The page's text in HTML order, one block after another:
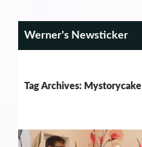
Werner's Newsticker
Tag Archives: Mystorycake